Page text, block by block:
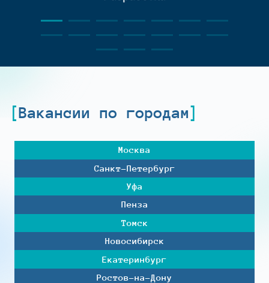
Вакансии по городам
Москва
Санкт-Петербург
Уфа
Пенза
Томск
Новосибирск
Екатеринбург
Ростов-на-Дону